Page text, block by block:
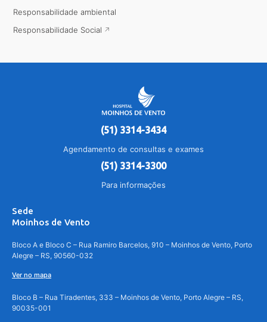
Responsabilidade ambiental
Responsabilidade Social
(51) 3314-3434
Agendamento de consultas e exames
(51) 3314-3300
Para informações
Sede
Moinhos de Vento
Bloco A e Bloco C – Rua Ramiro Barcelos, 910 – Moinhos de Vento, Porto
Alegre – RS, 90560-032
Ver no mapa
Bloco B – Rua Tiradentes, 333 – Moinhos de Vento, Porto Alegre – RS,
90035-001